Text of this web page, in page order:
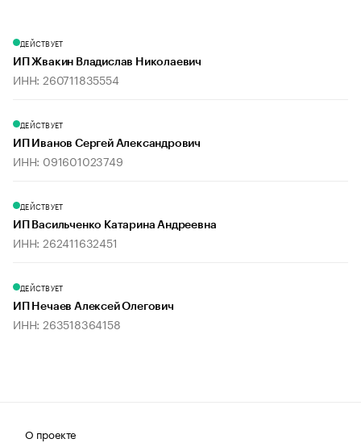
ДЕЙСТВУЕТ
ИП Жвакин Владислав Николаевич
ИНН: 260711835554
ДЕЙСТВУЕТ
ИП Иванов Сергей Александрович
ИНН: 091601023749
ДЕЙСТВУЕТ
ИП Васильченко Катарина Андреевна
ИНН: 262411632451
ДЕЙСТВУЕТ
ИП Нечаев Алексей Олегович
ИНН: 263518364158
О проекте